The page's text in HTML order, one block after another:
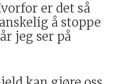
er det så
å stoppe
jeg ser på